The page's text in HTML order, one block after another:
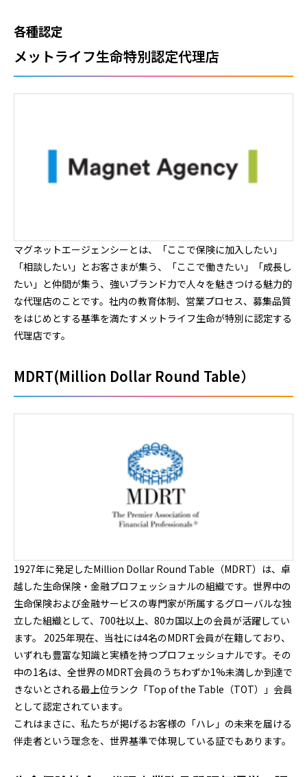
各種認定
メットライフ生命特別認定代理店
マグネットエージェンシーとは、「ここで保険に加入したい」
「相談したい」とお客さまが集う、「ここで働きたい」「成長し
たい」と仲間が集う、強いブランド力で人々を魅きつける魅力的
な代理店のことです。社内の教育体制、営業プロセス、募集品質
をはじめとする基準を満たすメットライフ生命が特別に認定する
代理店です。
MDRT(Million Dollar Round Table）
1927年に発足したMillion Dollar Round Table（MDRT）は、卓
越した生命保険・金融プロフェッショナルの組織です。世界中の
生命保険および金融サービスの専門家が所属するグローバルな独
立した組織として、700社以上、80カ国以上の会員が活躍してい
ます。 2025年現在、当社には4名のMDRT会員が在籍しており、
いずれも豊富な知識と実績を持つプロフェッショナルです。その
中の1名は、全世界のMDRT会員のうちわずか1%未満しか到達で
きないとされる最上位ランク「Top of the Table（TOT）」会員
として認定されています。
これはまさに、私たちが掲げるお客様の「ハレ」の未来を届ける
伴走者という理念を、世界基準で体現している証でもあります。